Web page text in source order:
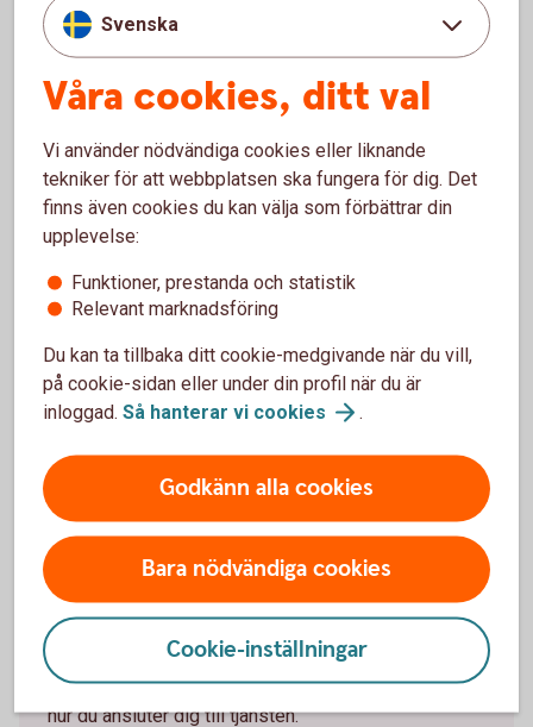
När du har en obetald e-faktura visas informationen
"e-fakturor att betala" på startsidan.
Logga in och skaffae-faktura
e-faktura - mer
Det äralltidsammaOCR-
nummervid inbetalning till ditt
kreditkort.
Autobetalning av e-faktura
Du kan välja att ansluta autobetalning av e-faktura.
Om du gör det så betalas e-fakturans belopp utan att
du behöver godkänna varje betalning. Läs mer om
hur du ansluter dig till tjänsten.
Svenska
Våra cookies, ditt val
Vi använder nödvändiga cookies eller liknande
tekniker för att webbplatsen ska fungera för dig. Det
finns även cookies du kan välja som förbättrar din
upplevelse:
Funktioner, prestanda och statistik
Relevant marknadsföring
Du kan ta tillbaka ditt cookie-medgivande när du vill,
på cookie-sidan eller under din profil när du är
inloggad. Så hanterar vi cookies .
Godkänn alla cookies
Bara nödvändiga cookies
Cookie-inställningar